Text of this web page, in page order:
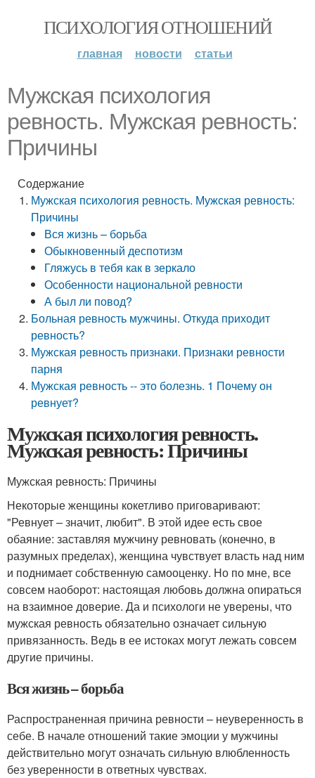
ПСИХОЛОГИЯ ОТНОШЕНИЙ
главная новости статьи
Мужская психология
ревность. Мужская ревность:
Причины
Содержание
Мужская психология ревность. Мужская ревность:
Причины
Вся жизнь – борьба
Обыкновенный деспотизм
Гляжусь в тебя как в зеркало
Особенности национальной ревности
А был ли повод?
Больная ревность мужчины. Откуда приходит
ревность?
Мужская ревность признаки. Признаки ревности
парня
Мужская ревность -- это болезнь. 1 Почему он
ревнует?
Мужская психология ревность.
Мужская ревность: Причины
Мужская ревность: Причины
Некоторые женщины кокетливо приговаривают:
"Ревнует – значит, любит". В этой идее есть свое
обаяние: заставляя мужчину ревновать (конечно, в
разумных пределах), женщина чувствует власть над ним
и поднимает собственную самооценку. Но по мне, все
совсем наоборот: настоящая любовь должна опираться
на взаимное доверие. Да и психологи не уверены, что
мужская ревность обязательно означает сильную
привязанность. Ведь в ее истоках могут лежать совсем
другие причины.
Вся жизнь – борьба
Распространенная причина ревности – неуверенность в
себе. В начале отношений такие эмоции у мужчины
действительно могут означать сильную влюбленность
без уверенности в ответных чувствах.